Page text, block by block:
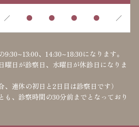
／ ● ● ● ● ／
、14:30~18:30になります。
曜日が診察日、水曜日が休診日になりま
、連休の初日と2日目は診察日です）
も、診察時間の30分前までとなっており